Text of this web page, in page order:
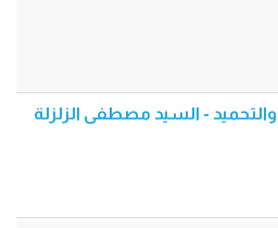
- السيد مصطفى الزلزلة